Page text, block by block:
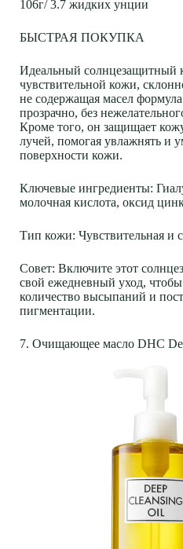
106г/ 3.7 жидких унции
БЫСТРАЯ ПОКУПКА
Идеальный солнцезащитный
чувствительной кожи,
не содержащая масел
прозрачно, без
Кроме того, он защищает
лучей, помогая увлажнять и
поверхности кожи.
Ключевые ингредиенты:
молочная кислота, оксид
Тип кожи: Чувствительная и
Совет: Включите этот
свой ежедневный уход,
количество высыпаний и
пигментации.
7. Очищающее масло DHC